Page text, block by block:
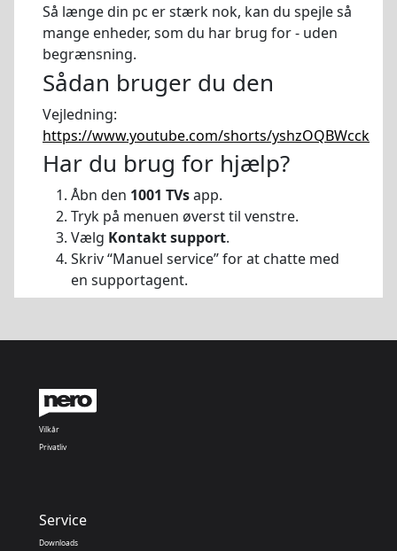
Så længe din pc er stærk nok, kan du spejle så
mange enheder, som du har brug for - uden
begrænsning.
Sådan bruger du den
Vejledning:
https://www.youtube.com/shorts/yshzOQBWcck
Har du brug for hjælp?
Åbn den 1001 TVsapp.
Tryk på menuen øverst til venstre.
Vælg Kontakt support.
Skriv “Manuel service” for at chatte med
en supportagent.
Vilkår
Privatliv
Service
Downloads